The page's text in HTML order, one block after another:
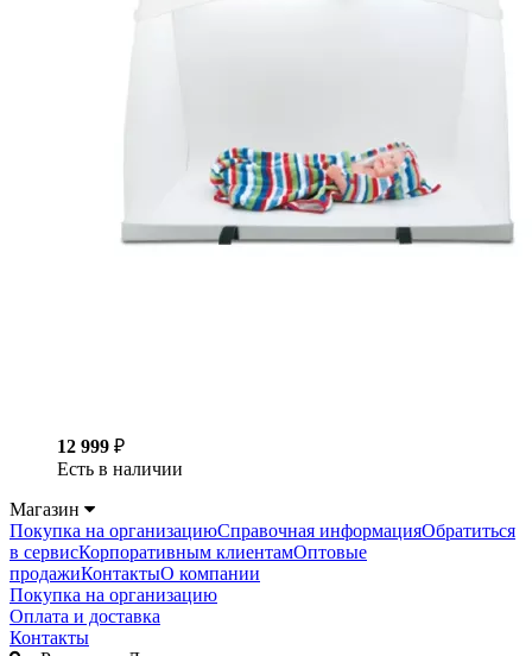
12 999 ₽
Есть в наличии
Магазин
Покупка на организациюСправочная информацияОбратиться
в сервисКорпоративным клиентамОптовые
продажиКонтактыО компании
Покупка на организацию
Оплата и доставка
Контакты